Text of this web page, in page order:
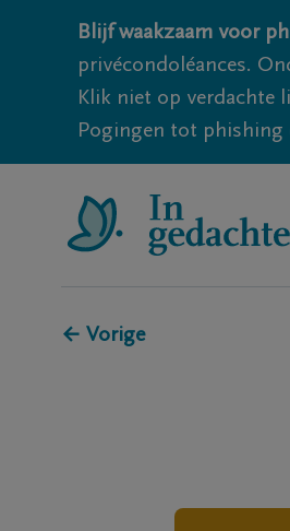
Blijf waakzaam voor
privécondoléances.
Klik niet op verdachte
Pogingen tot phishing
← Vorige